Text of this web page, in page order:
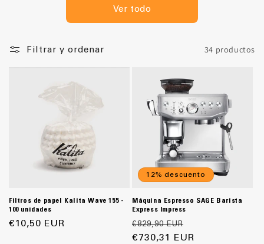
Ver todo
Filtrar y ordenar 34 productos
Filtros de papel Kalita Wave 155 -
100 unidades
Precio
€10,50 EUR
12% descuento
Máquina Espresso SAGE Barista
Express Impress
Precio
habitual
€829,90 EUR
de
€730,31 EUR